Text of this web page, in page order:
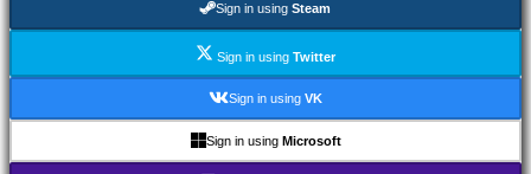
RPG
Sportske
Igre
Racing
Sign in using Steam
Sign in using Twitter
Sign in using VK
Sign in using Microsoft